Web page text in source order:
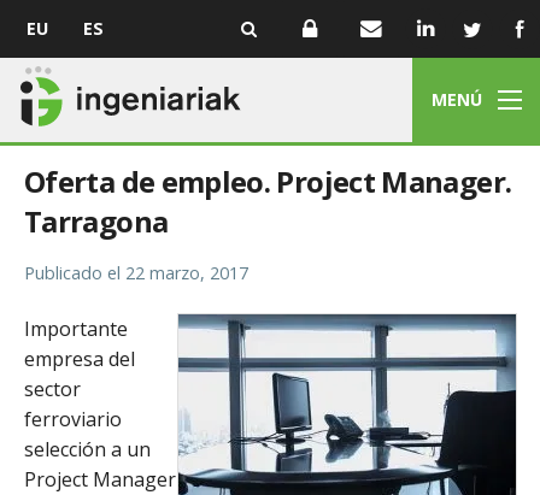
EU ES
MENÚ
Oferta de empleo. Project Manager.
Tarragona
Publicado el 22 marzo, 2017
Importante
empresa del
sector
ferroviario
selección a un
Project Manager